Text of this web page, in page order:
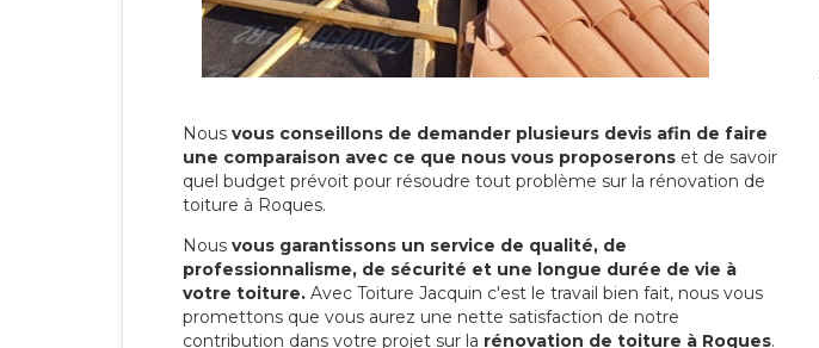
Nous vous conseillons de demander plusieurs devis afin de faire
une comparaison avec ce que nous vous proposerons et de savoir
quel budget prévoit pour résoudre tout problème sur la rénovation de
toiture à Roques.
Nous vous garantissons un service de qualité, de
professionnalisme, de sécurité et une longue durée de vie à
votre toiture. Avec Toiture Jacquin c'est le travail bien fait, nous vous
promettons que vous aurez une nette satisfaction de notre
contribution dans votre projet sur la rénovation de toiture à Roques.